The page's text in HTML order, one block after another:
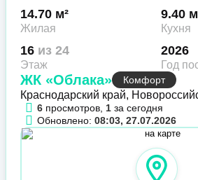
14.70 м²
Жилая
9.40
Кухня
16 из 24
Этаж
2026
Год
ЖК «Облака» Комфорт
Краснодарский край,
6 просмотров, 1 за сегодня
Обновлено: 08:03, 27.07.2026